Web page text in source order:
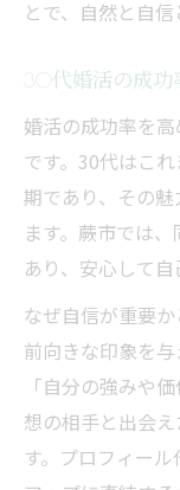
とで、自然と自信
30代婚活の成
婚活の成功率を
です。30代はこ
期であり、その
ます。蕨市では
あり、安心して自
なぜ自信が重要
前向きな印象を
「自分の強みや
想の相手と出会
す。プロフィー